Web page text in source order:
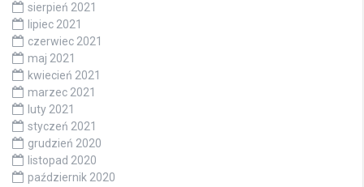
sierpień 2021
lipiec 2021
czerwiec 2021
maj 2021
kwiecień 2021
marzec 2021
luty 2021
styczeń 2021
grudzień 2020
listopad 2020
październik 2020